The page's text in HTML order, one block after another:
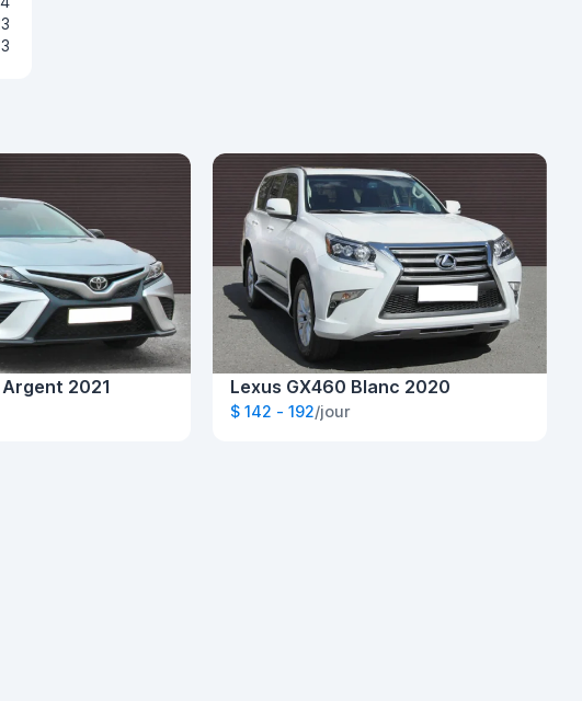
3
2021 Lexus GX460 Blanc 2020
$ 142 - 192/jour